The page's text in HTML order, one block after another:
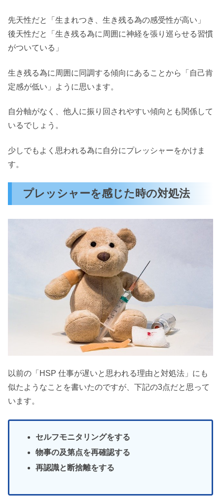
先天性だと「生まれつき、生き残る為の感受性が高い」
後天性だと「生き残る為に周囲に神経を張り巡らせる習慣
がついている」
生き残る為に周囲に同調する傾向にあることから「自己肯
定感が低い」ように思います。
自分軸がなく、他人に振り回されやすい傾向とも関係して
いるでしょう。
少しでもよく思われる為に自分にプレッシャーをかけま
す。
プレッシャーを感じた時の対処法
以前の「HSP 仕事が遅いと思われる理由と対処法」にも
似たようなことを書いたのですが、下記の3点だと思って
います。
セルフモニタリングをする
物事の及第点を再確認する
再認識と断捨離をする